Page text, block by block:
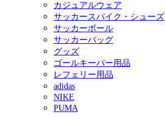
カジュアルウェア
サッカースパイク・シューズ
サッカーボール
サッカーバッグ
グッズ
ゴールキーパー用品
レフェリー用品
adidas
NIKE
PUMA